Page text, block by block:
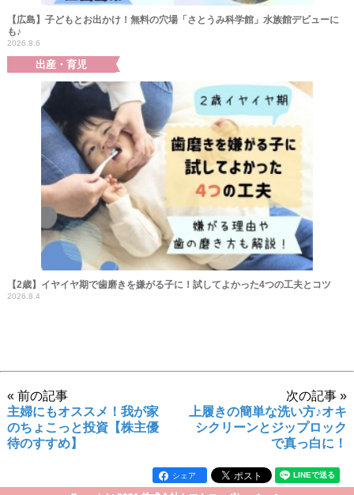
【広島】子どもとお出かけ！無料の穴場「さとうみ科学館」水族館デビューに
も♪
2026.8.6
出産・育児
【2歳】イヤイヤ期で歯磨きを嫌がる子に！試してよかった4つの工夫とコツ
2026.8.4
« 前の記事
主婦にもオススメ！我が家
のちょこっと投資【株主優
待のすすめ】
次の記事 »
上履きの簡単な洗い方♪オキ
シクリーンとジップロック
で真っ白に！
シェア